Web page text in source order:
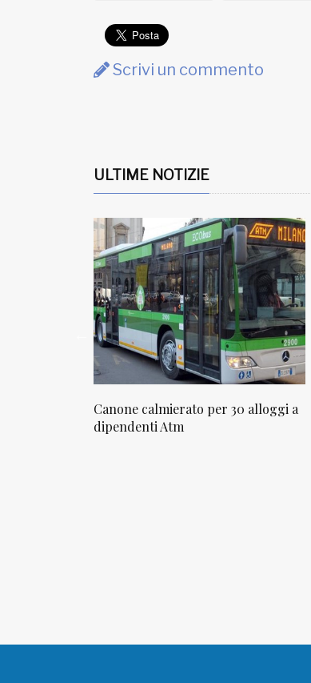
Scrivi un commento
ULTIME NOTIZIE
Canone calmierato per 30 alloggi a
dipendenti Atm